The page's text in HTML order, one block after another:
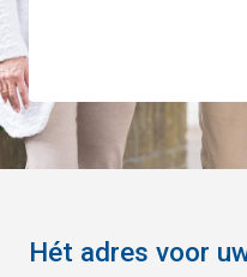
Hét adres voor